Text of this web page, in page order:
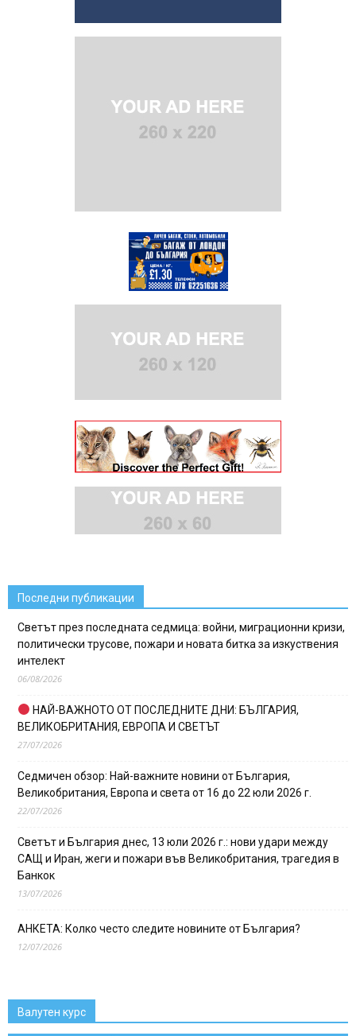
Последни публикации
Светът през последната седмица: войни, миграционни кризи,
политически трусове, пожари и новата битка за изкуствения
интелект
06/08/2026
НАЙ-ВАЖНОТО ОТ ПОСЛЕДНИТЕ ДНИ: БЪЛГАРИЯ,
ВЕЛИКОБРИТАНИЯ, ЕВРОПА И СВЕТЪТ
27/07/2026
Седмичен обзор: Най-важните новини от България,
Великобритания, Европа и света от 16 до 22 юли 2026 г.
22/07/2026
Светът и България днес, 13 юли 2026 г.: нови удари между
САЩ и Иран, жеги и пожари във Великобритания, трагедия в
Банкок
13/07/2026
АНКЕТА: Колко често следите новините от България?
12/07/2026
Валутен курс